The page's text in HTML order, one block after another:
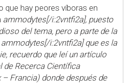
que hay peores víboras en
ammodytes[/i:2vntfi2a], puesto
del tema, pero a parte de la
i:2vntfi2a] que es la
recuerdo que leí un artículo
de Recerca Científica
– Francia) donde después de